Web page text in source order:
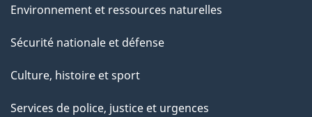
Environnement et ressources naturelles
Sécurité nationale et défense
Culture, histoire et sport
Services de police, justice et urgences